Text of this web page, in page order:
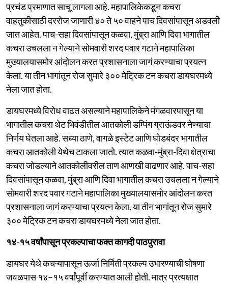
प्रचंड प्रमाणात साचू लागला आहे. महापालिकेकडून कचरा
वाहतुकीसाठी दररोज जाणारी ४० ते ५० वाहने पाच दिवसांपासून अडवली
जात आहेत. पाच-सहा दिवसांपासून कळवा, मुंब्रा आणि दिवा भागातील
कचरा उचलला न गेल्याने सोमवारी शरद पवार गटाने महापालिका
मुख्यालयासमोर आंदोलन करत प्रशासनाला जागं करण्याचा प्रयत्न
केला. या तीन भागांतून रोज सुमारे ३०० मेट्रिक टन कचरा डायघरमध्ये
नेला जात होता.
डायघरमध्ये विरोध वाढत असल्याने महापालिकेने मंगळवारपासून या
भागातील कचरा थेट भिवंडीतील आतकोली डम्पिंग ग्राऊंडवर नेण्याचा
निर्णय घेतला आहे. सध्या ठाणे, वागळे इस्टेट आणि घोडबंदर भागातील
कचरा आतकोली येथेच टाकला जातो. त्यात कळवा-मुंब्रा-दिवा क्षेत्राचा
कचरा जोडल्याने आतकोलीवरील ताण आणखी वाढणार आहे. पाच-सहा
दिवसांपासून कळवा, मुंब्रा आणि दिवा भागातील कचरा उचलला न गेल्याने
सोमवारी शरद पवार गटाने महापालिका मुख्यालयासमोर आंदोलन करत
प्रशासनाला जागं करण्याचा प्रयत्न केला. या तीन भागांतून रोज सुमारे
३०० मेट्रिक टन कचरा डायघरमध्ये नेला जात होता.
१४-१५ वर्षांपासून प्रकल्पाचा फक्त कागदी पाठपुरावा
डायघर येथे कचऱ्यापासून ऊर्जा निर्मिती प्रकल्प उभारण्याची घोषणा
जवळपास १४–१५ वर्षांपूर्वी करण्यात आली होती. मात्र प्रत्यक्षात